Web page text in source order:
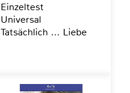
Einzeltest
Universal
Tatsächlich ... Liebe